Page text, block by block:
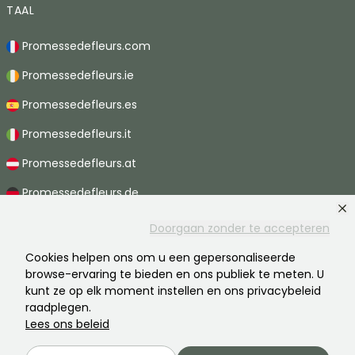
Doorgaan zonder te accepteren
Cookies helpen ons om u een gepersonaliseerde
browse-ervaring te bieden en ons publiek te meten. U
kunt ze op elk moment instellen en ons privacybeleid
raadplegen.
Lees ons beleid
TAAL
Promessedefleurs.com
Promessedefleurs.ie
Promessedefleurs.es
Promessedefleurs.it
Promessedefleurs.at
Promessedefleurs.de
Promessedefleurs.pt
Promessedefleurs.ch